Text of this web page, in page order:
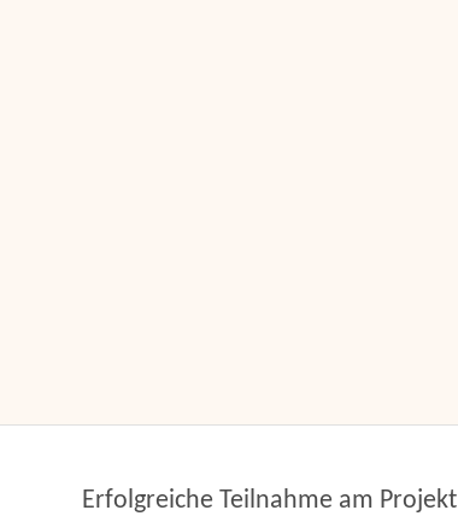
Erfolgreiche Teilnahme am Projekt